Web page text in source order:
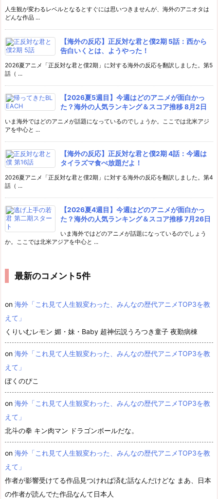
人生観が変わるレベルとなるとすぐには思いつきませんが、海外のアニオタは
どんな作品 ...
【海外の反応】正反対な君と僕2期 5話：西から
告白いくとは、ようやった！
2026夏アニメ「正反対な君と僕2期」に対する海外の反応を翻訳しました。第5
話（ ...
【2026夏5週目】今週はどのアニメが面白かっ
た？海外の人気ランキング＆スコア推移 8月2日
いま海外ではどのアニメが話題になっているのでしょうか。ここでは北米アジ
アを中心と ...
【海外の反応】正反対な君と僕2期 4話：今週は
タイラズマ食べ放題だよ！
2026夏アニメ「正反対な君と僕2期」に対する海外の反応を翻訳しました。第4
話（ ...
【2026夏4週目】今週はどのアニメが面白かっ
た？海外の人気ランキング＆スコア推移 7月26日
いま海外ではどのアニメが話題になっているのでしょう
か。ここでは北米アジアを中心と ...
最新のコメント5件
on 海外「これ見て人生観変わった、みんなの歴代アニメTOP3を教
えて」
くりいむレモン 媚・妹・Baby 超神伝説うろつき童子 夜勤病棟
on 海外「これ見て人生観変わった、みんなの歴代アニメTOP3を教
えて」
ぼくのぴこ
on 海外「これ見て人生観変わった、みんなの歴代アニメTOP3を教
えて」
北斗の拳 キン肉マン ドラゴンボールだな。
on 海外「これ見て人生観変わった、みんなの歴代アニメTOP3を教
えて」
作者が影響受けてる作品見つければ済む話なんだけどな まあ、日本
の作者が読んでた作品なんて日本人